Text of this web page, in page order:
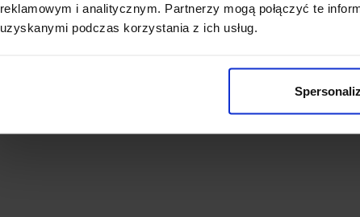
reklamowym i analitycznym. Partnerzy mogą połączyć te
uzyskanymi podczas korzystania z ich usług.